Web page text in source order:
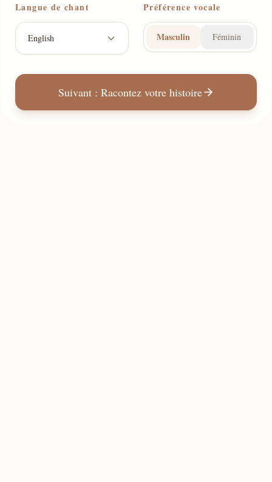
Langue de chant
English
Préférence vocale
Masculin Féminin
Suivant : Racontez votre histoire